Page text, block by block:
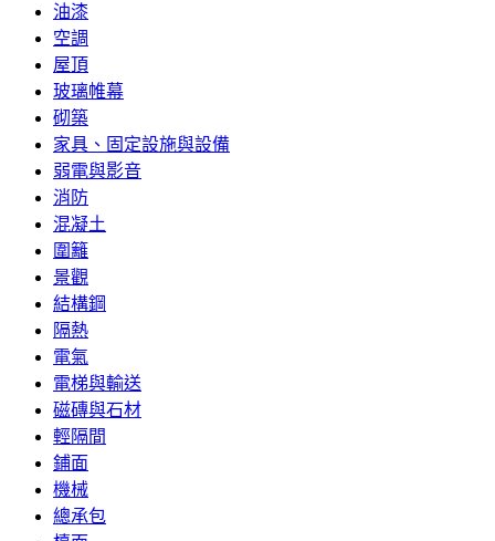
油漆
空調
屋頂
玻璃帷幕
砌築
家具、固定設施與設備
弱電與影音
消防
混凝土
圍籬
景觀
結構鋼
隔熱
電氣
電梯與輸送
磁磚與石材
輕隔間
鋪面
機械
總承包